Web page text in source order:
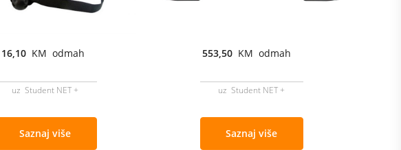
KM odmah
uz Student NET +
Saznaj više
553,50 KM odmah
uz Student NET +
Saznaj više